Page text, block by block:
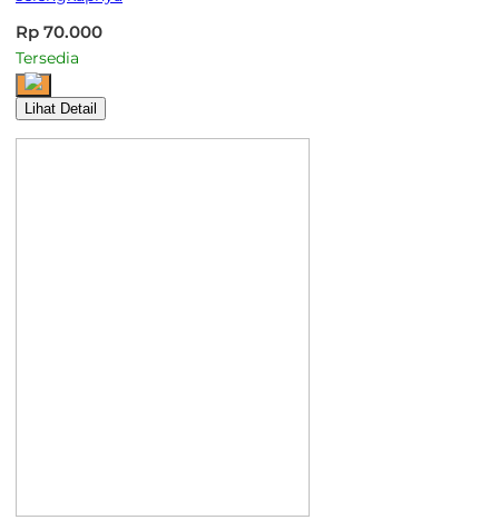
Rp 70.000
Tersedia
Lihat Detail